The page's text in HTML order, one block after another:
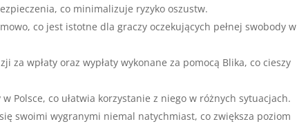
co minimalizuje ryzyko oszustw.
co jest istotne dla graczy oczekujących pełnej swobody w
za wpłaty oraz wypłaty wykonane za pomocą Blika, co cieszy
Polsce, co ułatwia korzystanie z niego w różnych sytuacjach.
swoimi wygranymi niemal natychmiast, co zwiększa poziom